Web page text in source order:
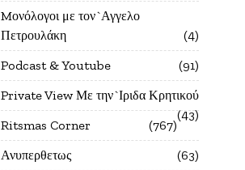
Mονόλογοι με τον`Αγγελο
Πετρουλάκη
4
Podcast & Youtube
91
Private View Με την`Ιριδα Κρητικού
43
Ritsmas Corner
767
Ανυπερθετως
63